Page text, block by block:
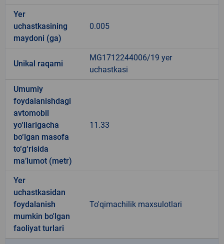
Yer
uchastkasining
maydoni (ga)
0.005
Unikal raqami
MG1712244006/19 yer
uchastkasi
Umumiy
foydalanishdagi
avtomobil
yo‘llarigacha
bo‘lgan masofa
to‘g‘risida
ma’lumot (metr)
11.33
Yer
uchastkasidan
foydalanish
mumkin bo'lgan
faoliyat turlari
To'qimachilik maxsulotlari